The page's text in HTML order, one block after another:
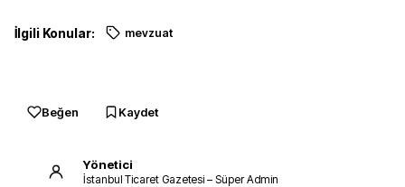
İlgili Konular: mevzuat
Beğen Kaydet
Yönetici
İstanbul Ticaret Gazetesi – Süper Admin